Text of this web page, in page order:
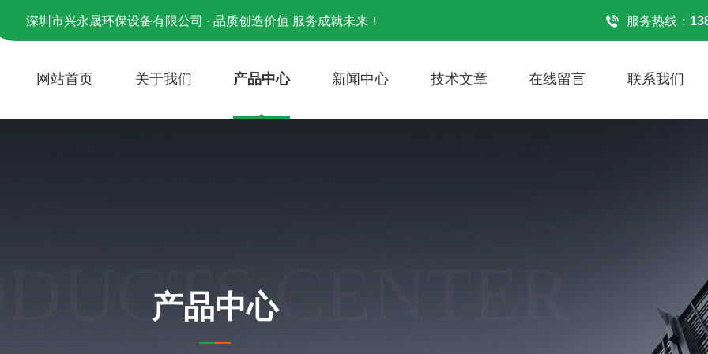
深圳市兴永晟环保设备有限公司 · 品质创造价值 服务成就未来！ 服务热线：
网站首页 关于我们 产品中心 新闻中心 技术文章 在线留言 联系我们
CENTER
产品中心